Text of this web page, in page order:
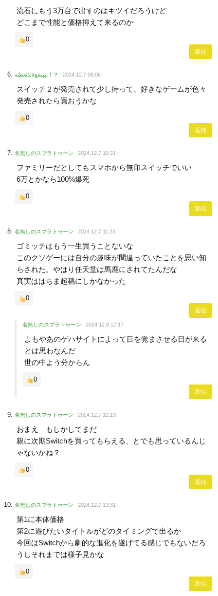
流石にもう3万台で出すのはキツイだろうけど
どこまで性能と価格抑えて来るのか
0
返信
تبهشع۸ثذثعظثه！？ 2024.12.7 08:06
スイッチ２が発売されて少し待って、好きなゲームが色々
発売されたら買おうかな
0
返信
名無しのスプラトゥーン 2024.12.7 10:21
ファミリーだとしてもスマホから無印スイッチでいい
6万とかなら100%爆死
0
返信
名無しのスプラトゥーン 2024.12.7 11:23
ゴミッチはもう一生買うことないな
このクソゲーには自分の趣味が間違っていたことを思い知
らされた。やはり任天堂は馬鹿にされてたんだな
真実ははちま起稿にしかなかった
0
返信
名無しのスプラトゥーン 2024.12.8 17:17
よもやあのゲハサイトによって目を覚まさせる日が来る
とは思わなんだ
世の中よう分からん
0
返信
名無しのスプラトゥーン 2024.12.7 12:13
おまえ もしかしてまだ
親に次期Switchを買ってもらえる、とでも思っているんじ
ゃないかね？
0
返信
名無しのスプラトゥーン 2024.12.7 13:31
第1に本体価格
第2に遊びたいタイトルがどのタイミングで出るか
今回はSwitchから劇的な進化を遂げてる感じでもないだろ
うしそれまでは様子見かな
0
返信